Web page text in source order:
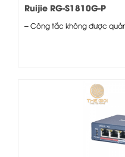
Ruijie RG-S1810G-P
– Công tắc không được quản